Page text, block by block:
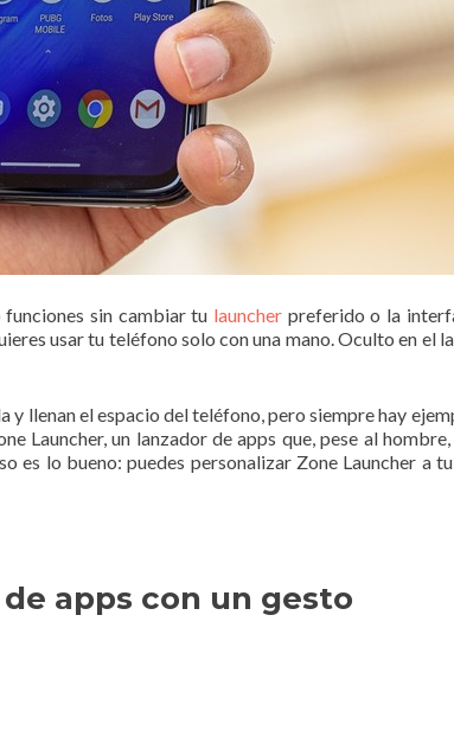
sin cambiar tu launcher preferido o la
usar tu teléfono solo con una mano. Oculto en el
llenan el espacio del teléfono, pero siempre hay
Launcher, un lanzador de apps que, pese al
es lo bueno: puedes personalizar Zone Launcher a
apps con un gesto